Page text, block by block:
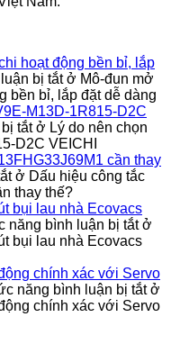
hoạt động bền bỉ, lắp
bị tắtở Mô-đun mở
bền bỉ, lắp đặt dễ dàng
M13D-1R815-D2C
tắtở Lý do nên chọn
D2C VEICHI
cần thay
ở Dấu hiệu công tắc
thay thế?
bụi lau nhà Ecovacs
năng bình luận bị tắtở
bụi lau nhà Ecovacs
chính xác với Servo
năng bình luận bị tắtở
chính xác với Servo